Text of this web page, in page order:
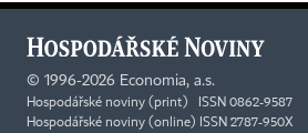
© 1996-2026 Economia, a.s.
Hospodářské noviny (print) ISSN 0862-9587
Hospodářské noviny (online) ISSN 2787-950X